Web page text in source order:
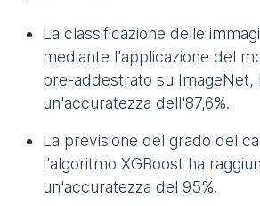
La classificazione delle
mediante l'applicazione del
pre-addestrato su ImageNet,
un'accuratezza dell'87,6%.
La previsione del grado del
l'algoritmo XGBoost ha
un'accuratezza del 95%.